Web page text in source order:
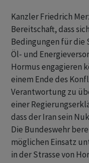
Kanzler Friedrich
Bereitschaft, dass
Bedingungen für
Öl- und
Hormus engagieren
einem Ende des
Verantwortung zu
einer
dass der Iran sein
Die Bundeswehr
möglichen Einsatz
in der Strasse von